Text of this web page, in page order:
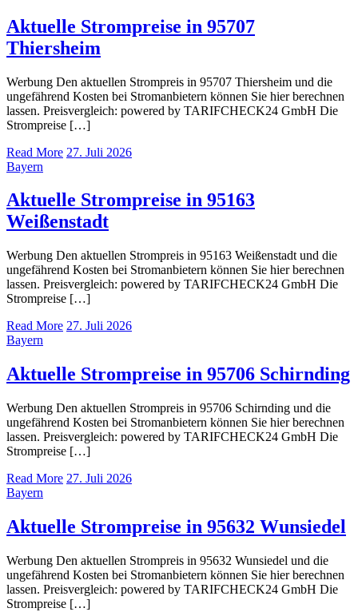
Aktuelle Strompreise in 95707
Thiersheim
Werbung Den aktuellen Strompreis in 95707 Thiersheim und die
ungefährend Kosten bei Stromanbietern können Sie hier berechnen
lassen. Preisvergleich: powered by TARIFCHECK24 GmbH Die
Strompreise […]
Read More 27. Juli 2026
Bayern
Aktuelle Strompreise in 95163
Weißenstadt
Werbung Den aktuellen Strompreis in 95163 Weißenstadt und die
ungefährend Kosten bei Stromanbietern können Sie hier berechnen
lassen. Preisvergleich: powered by TARIFCHECK24 GmbH Die
Strompreise […]
Read More 27. Juli 2026
Bayern
Aktuelle Strompreise in 95706 Schirnding
Werbung Den aktuellen Strompreis in 95706 Schirnding und die
ungefährend Kosten bei Stromanbietern können Sie hier berechnen
lassen. Preisvergleich: powered by TARIFCHECK24 GmbH Die
Strompreise […]
Read More 27. Juli 2026
Bayern
Aktuelle Strompreise in 95632 Wunsiedel
Werbung Den aktuellen Strompreis in 95632 Wunsiedel und die
ungefährend Kosten bei Stromanbietern können Sie hier berechnen
lassen. Preisvergleich: powered by TARIFCHECK24 GmbH Die
Strompreise […]